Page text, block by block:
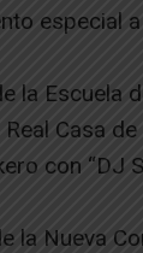
especial
la Escuela
Casa
con “DJ
la Nueva